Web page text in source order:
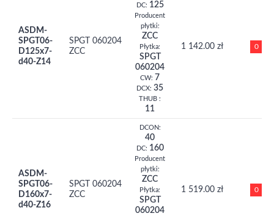
ASDM-
SPGT06-
D125x7-
d40-Z14
SPGT 060204
ZCC
DC: 125
Producent
płytki:
ZCC
Płytka:
SPGT
060204
CW: 7
DCX: 35
THUB :
11
1 142.00 zł 0
ASDM-
SPGT06-
D160x7-
d40-Z16
SPGT 060204
ZCC
DCON:
40
DC: 160
Producent
płytki:
ZCC
Płytka:
SPGT
060204
1 519.00 zł 0